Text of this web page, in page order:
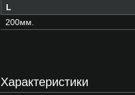
L
200мм.
Характеристики